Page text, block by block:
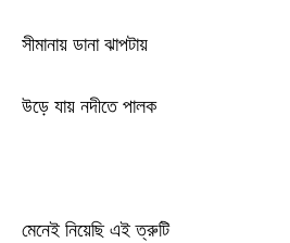
সীমানায় ডানা ঝাপটায়
উড়ে যায় নদীতে পালক
মেনেই নিয়েছি এই ত্রুটি